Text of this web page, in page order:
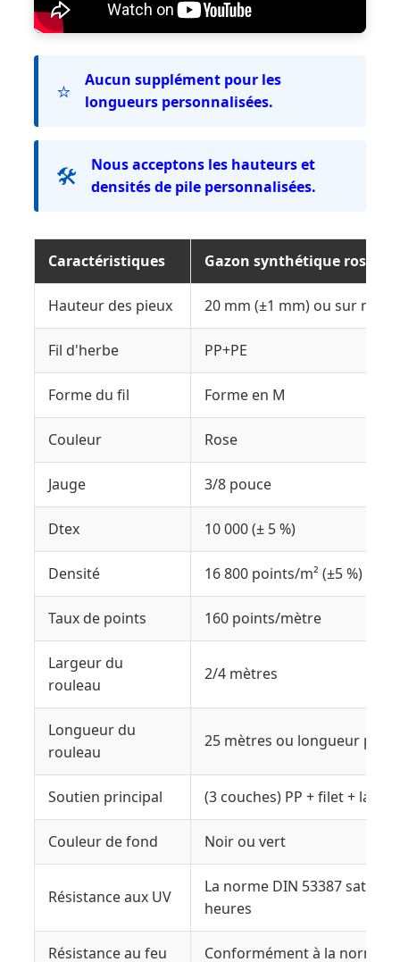
⭐
Aucun supplément pour les
longueurs personnalisées.
🛠️
Nous acceptons les hauteurs et
densités de pile personnalisées.
Caractéristiques Gazon synthétique rose 20
Hauteur des pieux 20 mm (±1 mm) ou sur
Fil d'herbe PP+PE
Forme du fil Forme en M
Couleur Rose
Jauge 3/8 pouce
Dtex 10 000 (± 5 %)
Densité 16 800 points/m² (±5 %)
Taux de points 160 points/mètre
Largeur du
rouleau
2/4 mètres
Longueur du
rouleau
25 mètres ou longueur
Soutien principal (3 couches) PP + filet + latex
Couleur de fond Noir ou vert
Résistance aux UV
La norme DIN 53387
heures
Résistance au feu Conformément à la norme